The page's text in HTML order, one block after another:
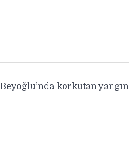
Beyoğlu’nda korkutan yangın